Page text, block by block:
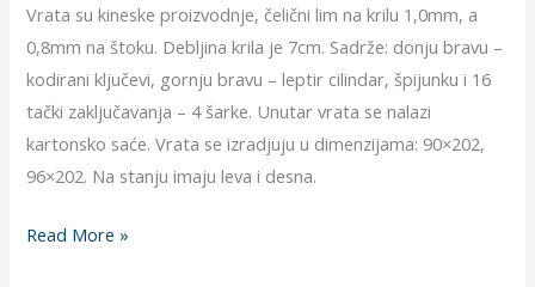
Vrata su kineske proizvodnje, čelični lim na krilu 1,0mm, a
0,8mm na štoku. Debljina krila je 7cm. Sadrže: donju bravu –
kodirani ključevi, gornju bravu – leptir cilindar, špijunku i 16
tački zaključavanja – 4 šarke. Unutar vrata se nalazi
kartonsko saće. Vrata se izradjuju u dimenzijama: 90×202,
96×202. Na stanju imaju leva i desna.
bela
Read More »